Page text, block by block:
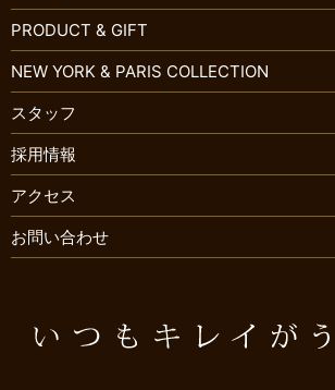
PRODUCT & GIFT
NEW YORK & PARIS COLLECTION
スタッフ
採用情報
アクセス
お問い合わせ